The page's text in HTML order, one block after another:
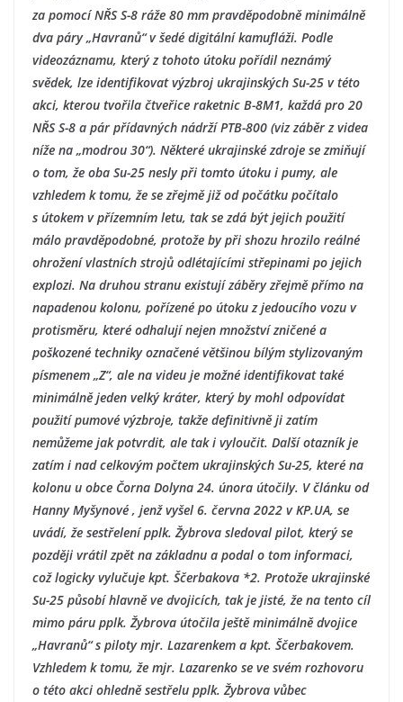
za pomocí NŘS S-8 ráže 80 mm pravděpodobně minimálně
dva páry „Havranů“ v šedé digitální kamufláži. Podle
videozáznamu, který z tohoto útoku pořídil neznámý
svědek, lze identifikovat výzbroj ukrajinských Su-25 v této
akci, kterou tvořila čtveřice raketnic B-8M1, každá pro 20
NŘS S-8 a pár přídavných nádrží PTB-800 (viz záběr z videa
níže na „modrou 30“). Některé ukrajinské zdroje se zmiňují
o tom, že oba Su-25 nesly při tomto útoku i pumy, ale
vzhledem k tomu, že se zřejmě již od počátku počítalo
s útokem v přízemním letu, tak se zdá být jejich použití
málo pravděpodobné, protože by při shozu hrozilo reálné
ohrožení vlastních strojů odlétajícími střepinami po jejich
explozi. Na druhou stranu existují záběry zřejmě přímo na
napadenou kolonu, pořízené po útoku z jedoucího vozu v
protisměru, které odhalují nejen množství zničené a
poškozené techniky označené většinou bílým stylizovaným
písmenem „Z“, ale na videu je možné identifikovat také
minimálně jeden velký kráter, který by mohl odpovídat
použití pumové výzbroje, takže definitivně ji zatím
nemůžeme jak potvrdit, ale tak i vyloučit. Další otazník je
zatím i nad celkovým počtem ukrajinských Su-25, které na
kolonu u obce Čorna Dolyna 24. února útočily. V článku od
Hanny Myšynové , jenž vyšel 6. června 2022 v KP.UA, se
uvádí, že sestřelení pplk. Žybrova sledoval pilot, který se
později vrátil zpět na základnu a podal o tom informaci,
což logicky vylučuje kpt. Ščerbakova *2. Protože ukrajinské
Su-25 působí hlavně ve dvojicích, tak je jisté, že na tento cíl
mimo páru pplk. Žybrova útočila ještě minimálně dvojice
„Havranů“ s piloty mjr. Lazarenkem a kpt. Ščerbakovem.
Vzhledem k tomu, že mjr. Lazarenko se ve svém rozhovoru
o této akci ohledně sestřelu pplk. Žybrova vůbec